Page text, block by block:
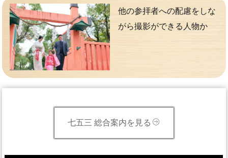
他の参拝者への配慮をしな
がら撮影ができる人物か
七五三 総合案内を見る